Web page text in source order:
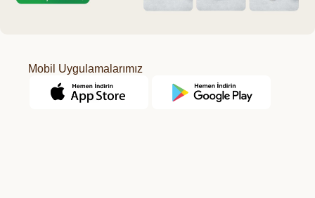
Mobil Uygulamalarımız